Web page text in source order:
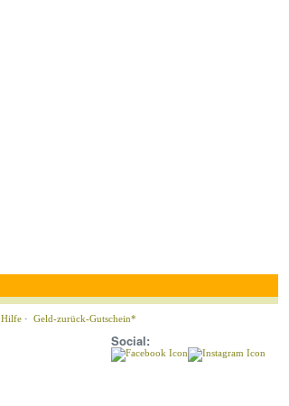
Hilfe · Geld-zurück-Gutschein*
Social: